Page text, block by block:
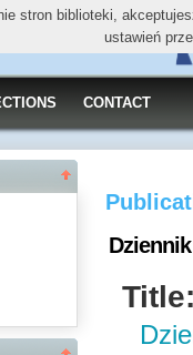
CONTACT
Title:
stron biblioteki,
ustawień